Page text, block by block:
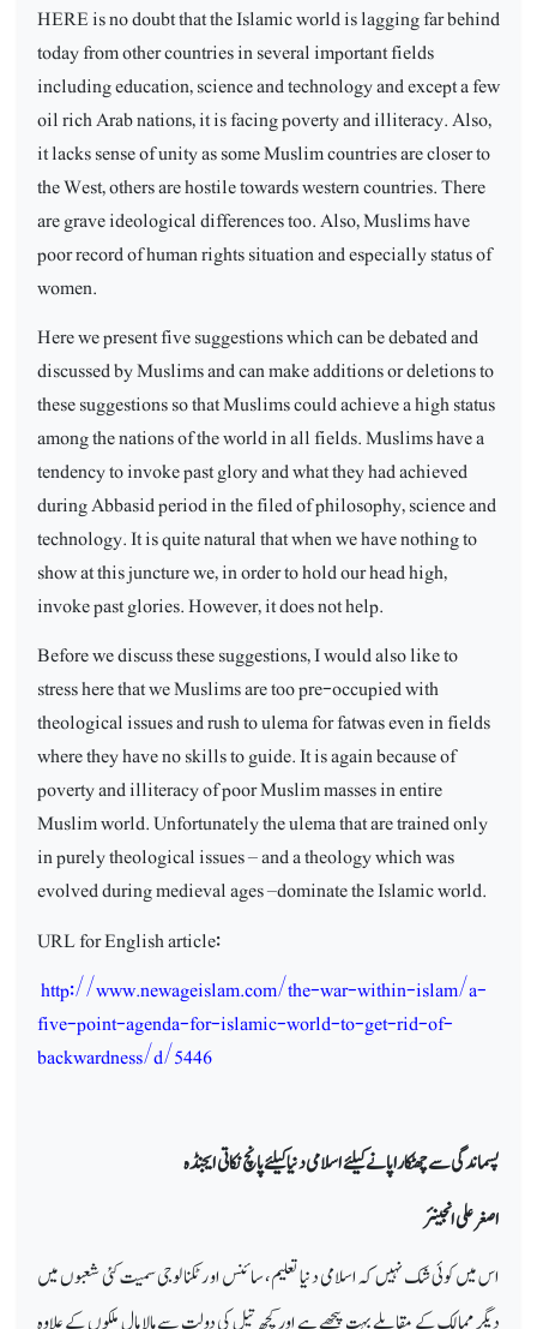
HERE is no doubt that the Islamic world is lagging far behind
today from other countries in several important fields
including education, science and technology and except a few
oil rich Arab nations, it is facing poverty and illiteracy. Also,
it lacks sense of unity as some Muslim countries are closer to
the West, others are hostile towards western countries. There
are grave ideological differences too. Also, Muslims have
poor record of human rights situation and especially status of
women.
Here we present five suggestions which can be debated and
discussed by Muslims and can make additions or deletions to
these suggestions so that Muslims could achieve a high status
among the nations of the world in all fields. Muslims have a
tendency to invoke past glory and what they had achieved
during Abbasid period in the filed of philosophy, science and
technology. It is quite natural that when we have nothing to
show at this juncture we, in order to hold our head high,
invoke past glories. However, it does not help.
Before we discuss these suggestions, I would also like to
stress here that we Muslims are too pre-occupied with
theological issues and rush to ulema for fatwas even in fields
where they have no skills to guide. It is again because of
poverty and illiteracy of poor Muslim masses in entire
Muslim world. Unfortunately the ulema that are trained only
in purely theological issues – and a theology which was
evolved during medieval ages –dominate the Islamic world.
URL for English article:
http://www.newageislam.com/the-war-within-islam/a-
five-point-agenda-for-islamic-world-to-get-rid-of-
backwardness/d/5446
پسماندگی سے چھٹکارا پانے کیلئے اسلامی دنیا کیلئے پانچ نکاتی ایجنڈہ
اصغر علی انجینئر
اس میں کوئی شک نہیں کہ اسلامی دنیا تعلیم ، سائنس او رٹکنا لوجی سمیت کئی شعبوں میں
دیگر ممالک کے مقابلے بہت پیچھے ہے اور کچھ تیل کی دولت سے مالا مال ملکوں کے علاوہ